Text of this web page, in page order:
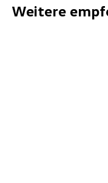
Weitere